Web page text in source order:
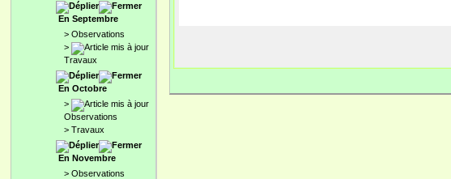
En Septembre
> Observations
>
Travaux
En Octobre
>
Observations
> Travaux
En Novembre
> Observations